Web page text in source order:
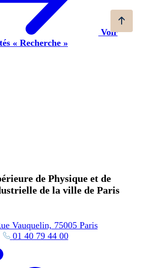
Voir
« Recherche »
de Physique et de
de la ville de Paris
Vauquelin, 75005 Paris
01 40 79 44 00